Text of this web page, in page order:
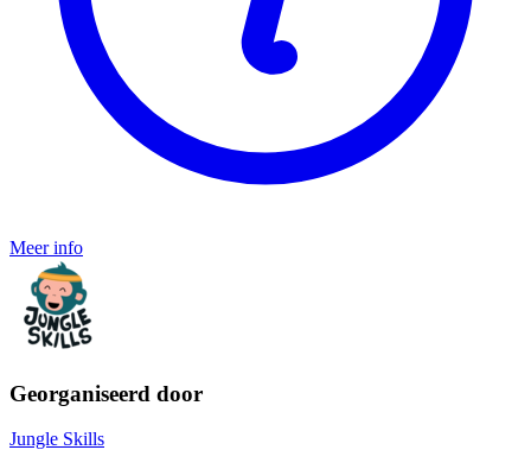
Meer info
Georganiseerd door
Jungle Skills